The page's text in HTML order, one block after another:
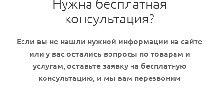
Нужна бесплатная
консультация?